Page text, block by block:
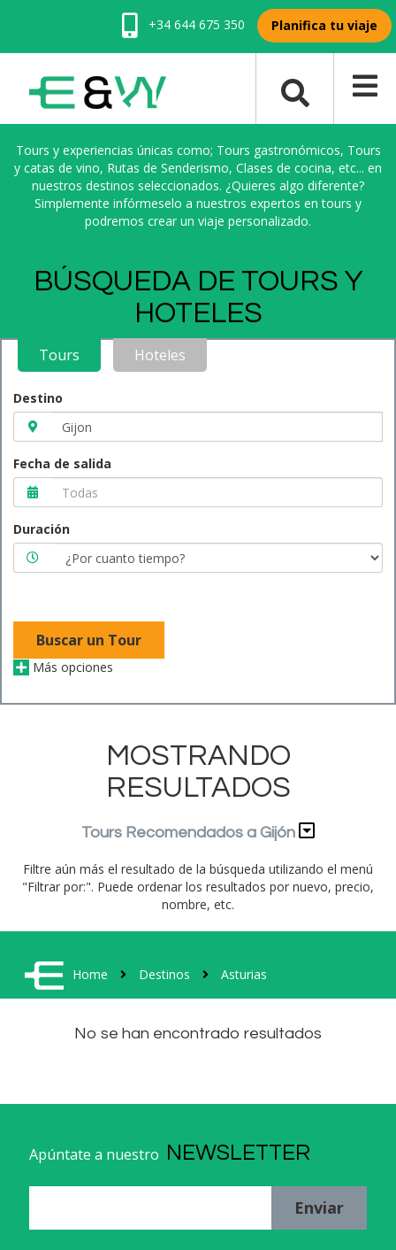
+34 644 675 350 Planifica tu viaje
Tours y experiencias únicas como; Tours gastronómicos, Tours
y catas de vino, Rutas de Senderismo, Clases de cocina, etc... en
nuestros destinos seleccionados. ¿Quieres algo diferente?
Simplemente infórmeselo a nuestros expertos en tours y
podremos crear un viaje personalizado.
BÚSQUEDA DE TOURS Y
HOTELES
Tours Hoteles
Destino
Fecha de salida
Duración
Buscar un Tour
Más opciones
MOSTRANDO
RESULTADOS
Tours Recomendados a Gijón
Filtre aún más el resultado de la búsqueda utilizando el menú
"Filtrar por:". Puede ordenar los resultados por nuevo, precio,
nombre, etc.
Home Destinos Asturias
No se han encontrado resultados
Apúntate a nuestro NEWSLETTER
Enviar